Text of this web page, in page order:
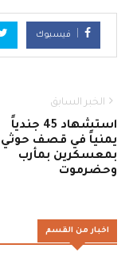
فيسبوك
الخبر السابق
استشهاد 45 جندياً
يمنياً في قصف حوثي
بمعسكرين بمأرب
وحضرموت
اخبار من القسم